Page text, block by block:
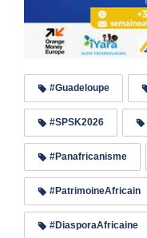
#Guadeloupe
#SPSK2026
#Panafricanisme
#PatrimoineAfricain
#DiasporaAfricaine